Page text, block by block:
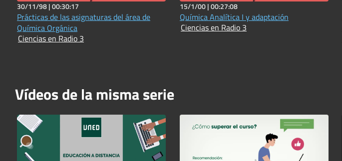
30/11/98 |00:30:17
Prácticas de las asignaturas del área de
Química Orgánica
Ciencias en Radio 3
15/1/00 |00:27:08
Química Analítica I y adaptación
Ciencias en Radio 3
Vídeos de la misma serie